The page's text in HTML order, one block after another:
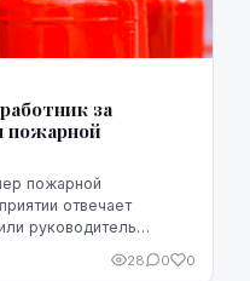
за
пожарной
пожарной
отвечает
руководитель
заботиться все.
28 0 0